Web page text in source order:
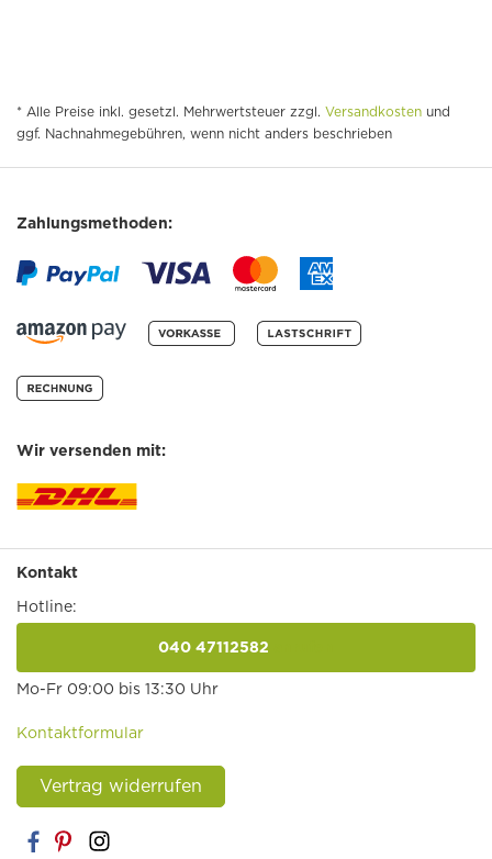
* Alle Preise inkl. gesetzl. Mehrwertsteuer zzgl. Versandkosten und
ggf. Nachnahmegebühren, wenn nicht anders beschrieben
Zahlungsmethoden:
Wir versenden mit:
Kontakt
Hotline:
040 47112582
Mo-Fr 09:00 bis 13:30 Uhr
Kontaktformular
Vertrag widerrufen